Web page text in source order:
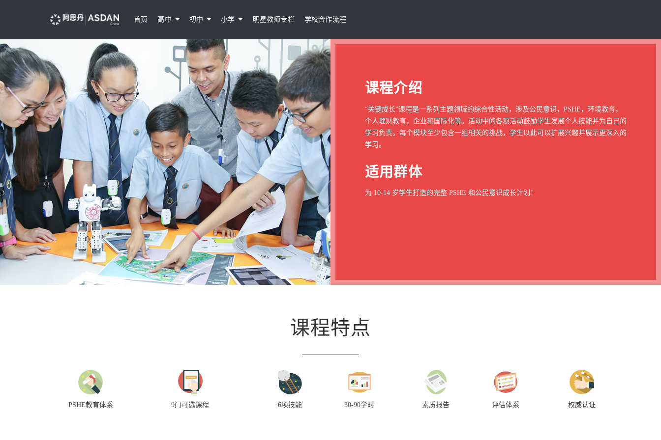
首页 高中 初中 小学 明星教师专栏 学校合作流程
课程介绍
“关键成长”课程是一系列主题领域的综合性活动，涉及公民意识，PSHE，环境教育，
个人理财教育，企业和国际化等。活动中的各项活动鼓励学生发展个人技能并为自己的
学习负责。每个模块至少包含一组相关的挑战，学生以此可以扩展兴趣并展示更深入的
学习。
适用群体
为 10-14 岁学生打造的完整 PSHE 和公民意识成长计划！
课程特点
PSHE教育体系 9门可选课程 6项技能 30-90学时 素质报告 评估体系 权威认证